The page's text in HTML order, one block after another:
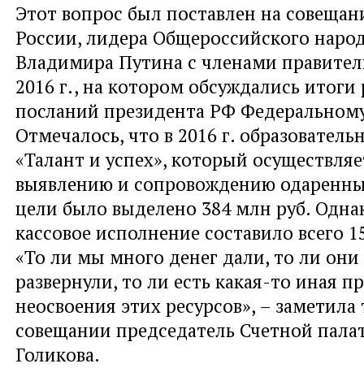
Этот вопрос был поставлен на
России, лидера Общероссийского
Владимира Путина с членами
2016 г., на котором обсуждались итоги
посланий президента РФ
Отмечалось, что в 2016 г.
«Талант и успех», который
выявлению и сопровождению
цели было выделено 384 млн руб.
кассовое исполнение составило всего
«То ли мы много денег дали, то ли они
развернули, то ли есть какая-то иная
неосвоения этих ресурсов», – заметила
совещании председатель Счетной
Голикова.